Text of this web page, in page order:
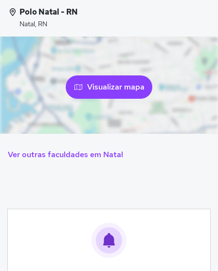
Polo Natal - RN
Natal, RN
Visualizar mapa
Ver outras faculdades em Natal